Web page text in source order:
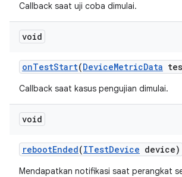
Callback saat uji coba dimulai.
void
onTestStart(DeviceMetricData
Callback saat kasus pengujian dimulai.
void
rebootEnded(ITestDevice device)
Mendapatkan notifikasi saat perangkat